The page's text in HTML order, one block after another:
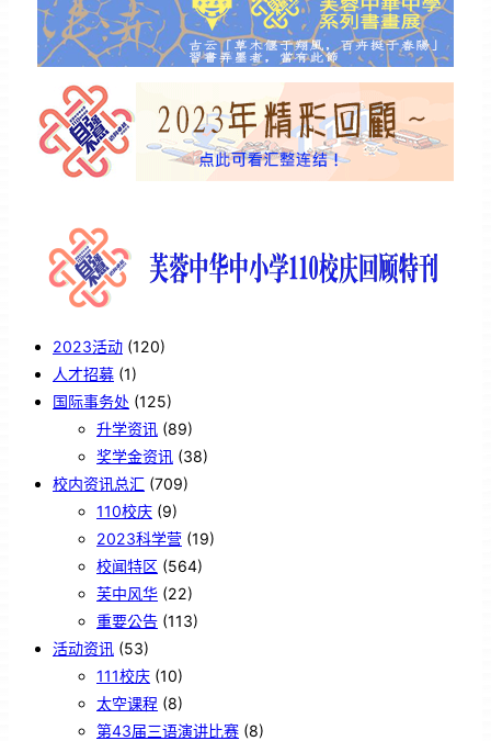
2023活动 (120)
人才招募 (1)
国际事务处 (125)
升学资讯 (89)
奖学金资讯 (38)
校内资讯总汇 (709)
110校庆 (9)
2023科学营 (19)
校闻特区 (564)
芙中风华 (22)
重要公告 (113)
活动资讯 (53)
111校庆 (10)
太空课程 (8)
第43届三语演讲比赛 (8)